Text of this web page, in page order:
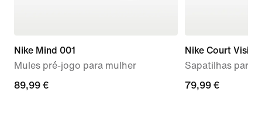
Nike Mind 001
Mules pré-jogo para mulher
89,99
89,99 €
Nike Court
Sapatilhas para
79,99
79,99 €